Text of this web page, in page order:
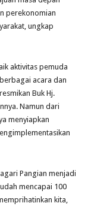
perekonomian
ungkap
aktivitas pemuda
acara dan
Buk Hj.
Namun dari
menyiapkan
Pangian menjadi
mencapai 100
kita,